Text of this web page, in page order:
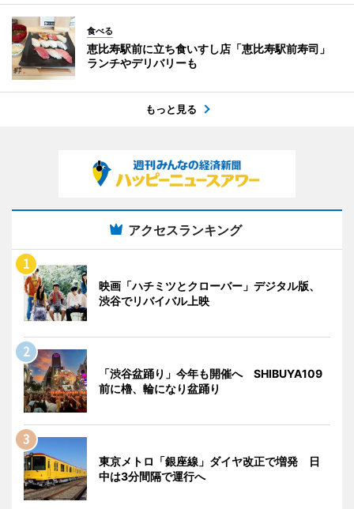
食べる
恵比寿駅前に立ち食いすし店「恵比寿駅前寿司」
ランチやデリバリーも
もっと見る
アクセスランキング
映画「ハチミツとクローバー」デジタル版、
渋谷でリバイバル上映
「渋谷盆踊り」今年も開催へ SHIBUYA109
前に櫓、輪になり盆踊り
東京メトロ「銀座線」ダイヤ改正で増発 日
中は3分間隔で運行へ